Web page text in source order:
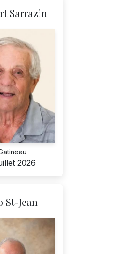
Sarrazin
2026
St-Jean